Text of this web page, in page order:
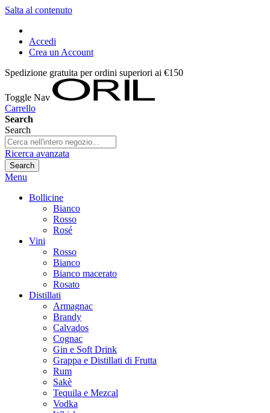
Salta al contenuto
Accedi
Crea un Account
Spedizione gratuita per ordini superiori ai €150
Toggle Nav
Carrello
Search
Search
Ricerca avanzata
Search
Menu
Bollicine
Bianco
Rosso
Rosé
Vini
Rosso
Bianco
Bianco macerato
Rosato
Distillati
Armagnac
Brandy
Calvados
Cognac
Gin e Soft Drink
Grappa e Distillati di Frutta
Rum
Sakè
Tequila e Mezcal
Vodka